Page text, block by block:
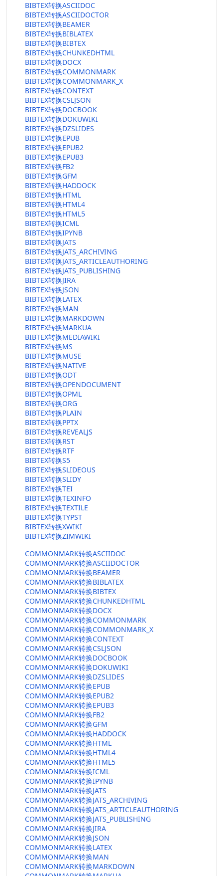
BIBTEX转换ASCIIDOC
BIBTEX转换ASCIIDOCTOR
BIBTEX转换BEAMER
BIBTEX转换BIBLATEX
BIBTEX转换BIBTEX
BIBTEX转换CHUNKEDHTML
BIBTEX转换DOCX
BIBTEX转换COMMONMARK
BIBTEX转换COMMONMARK_X
BIBTEX转换CONTEXT
BIBTEX转换CSLJSON
BIBTEX转换DOCBOOK
BIBTEX转换DOKUWIKI
BIBTEX转换DZSLIDES
BIBTEX转换EPUB
BIBTEX转换EPUB2
BIBTEX转换EPUB3
BIBTEX转换FB2
BIBTEX转换GFM
BIBTEX转换HADDOCK
BIBTEX转换HTML
BIBTEX转换HTML4
BIBTEX转换HTML5
BIBTEX转换ICML
BIBTEX转换IPYNB
BIBTEX转换JATS
BIBTEX转换JATS_ARCHIVING
BIBTEX转换JATS_ARTICLEAUTHORING
BIBTEX转换JATS_PUBLISHING
BIBTEX转换JIRA
BIBTEX转换JSON
BIBTEX转换LATEX
BIBTEX转换MAN
BIBTEX转换MARKDOWN
BIBTEX转换MARKUA
BIBTEX转换MEDIAWIKI
BIBTEX转换MS
BIBTEX转换MUSE
BIBTEX转换NATIVE
BIBTEX转换ODT
BIBTEX转换OPENDOCUMENT
BIBTEX转换OPML
BIBTEX转换ORG
BIBTEX转换PLAIN
BIBTEX转换PPTX
BIBTEX转换REVEALJS
BIBTEX转换RST
BIBTEX转换RTF
BIBTEX转换S5
BIBTEX转换SLIDEOUS
BIBTEX转换SLIDY
BIBTEX转换TEI
BIBTEX转换TEXINFO
BIBTEX转换TEXTILE
BIBTEX转换TYPST
BIBTEX转换XWIKI
BIBTEX转换ZIMWIKI
COMMONMARK转换ASCIIDOC
COMMONMARK转换ASCIIDOCTOR
COMMONMARK转换BEAMER
COMMONMARK转换BIBLATEX
COMMONMARK转换BIBTEX
COMMONMARK转换CHUNKEDHTML
COMMONMARK转换DOCX
COMMONMARK转换COMMONMARK
COMMONMARK转换COMMONMARK_X
COMMONMARK转换CONTEXT
COMMONMARK转换CSLJSON
COMMONMARK转换DOCBOOK
COMMONMARK转换DOKUWIKI
COMMONMARK转换DZSLIDES
COMMONMARK转换EPUB
COMMONMARK转换EPUB2
COMMONMARK转换EPUB3
COMMONMARK转换FB2
COMMONMARK转换GFM
COMMONMARK转换HADDOCK
COMMONMARK转换HTML
COMMONMARK转换HTML4
COMMONMARK转换HTML5
COMMONMARK转换ICML
COMMONMARK转换IPYNB
COMMONMARK转换JATS
COMMONMARK转换JATS_ARCHIVING
COMMONMARK转换JATS_ARTICLEAUTHORING
COMMONMARK转换JATS_PUBLISHING
COMMONMARK转换JIRA
COMMONMARK转换JSON
COMMONMARK转换LATEX
COMMONMARK转换MAN
COMMONMARK转换MARKDOWN